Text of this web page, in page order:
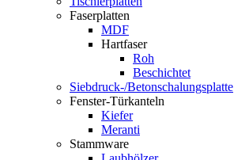
Faserplatten
MDF
Hartfaser
Roh
Beschichtet
Siebdruck-/Betonschalungsplatte
Fenster-Türkanteln
Kiefer
Meranti
Stammware